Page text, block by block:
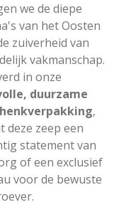
we de diepe
van het Oosten
zuiverheid van
vakmanschap.
in onze
duurzame
,
deze zeep een
statement van
of een exclusief
voor de bewuste